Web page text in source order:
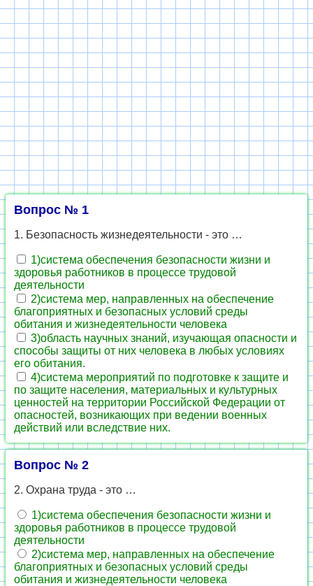
Вопрос № 1
1. Безопасность жизнедеятельности - это …
1)система обеспечения безопасности жизни и
здоровья работников в процессе трудовой
деятельности
2)система мер, направленных на обеспечение
благоприятных и безопасных условий среды
обитания и жизнедеятельности человека
3)область научных знаний, изучающая опасности и
способы защиты от них человека в любых условиях
его обитания.
4)система мероприятий по подготовке к защите и
по защите населения, материальных и культурных
ценностей на территории Российской Федерации от
опасностей, возникающих при ведении военных
действий или вследствие них.
Вопрос № 2
2. Охрана труда - это …
1)система обеспечения безопасности жизни и
здоровья работников в процессе трудовой
деятельности
2)система мер, направленных на обеспечение
благоприятных и безопасных условий среды
обитания и жизнедеятельности человека